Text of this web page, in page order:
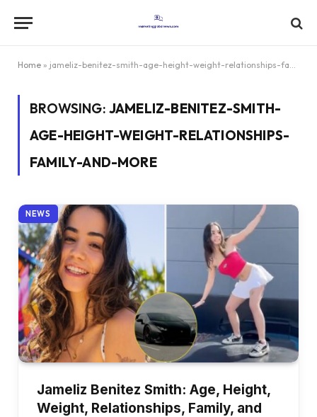
Home » jameliz-benitez-smith-age-height-weight-relationships-family-and-more
BROWSING: JAMELIZ-BENITEZ-SMITH-
AGE-HEIGHT-WEIGHT-RELATIONSHIPS-
FAMILY-AND-MORE
NEWS
Jameliz Benitez Smith: Age, Height,
Weight, Relationships, Family, and